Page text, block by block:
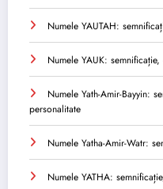
Numele YAUTAH:
Numele YAUK:
Numele Yath-Amir-Bayyin:
personalitate
Numele Yatha-Amir-Watr:
Numele YATHA: